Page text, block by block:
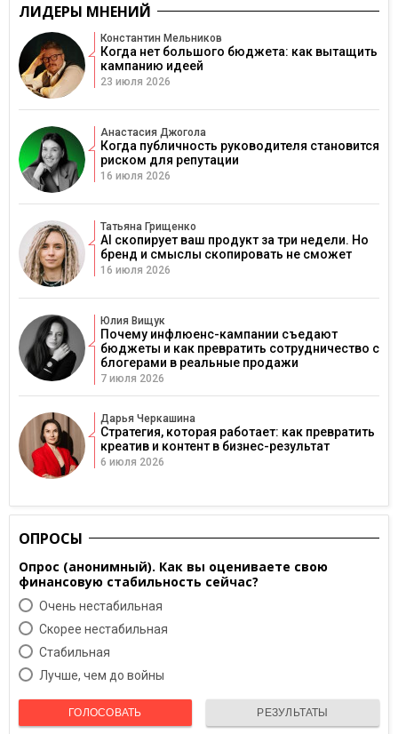
ЛИДЕРЫ МНЕНИЙ
Константин Мельников
Когда нет большого бюджета: как вытащить
кампанию идеей
23 июля 2026
Анастасия Джогола
Когда публичность руководителя становится
риском для репутации
16 июля 2026
Татьяна Грищенко
AI скопирует ваш продукт за три недели. Но
бренд и смыслы скопировать не сможет
16 июля 2026
Юлия Вищук
Почему инфлюенс-кампании съедают
бюджеты и как превратить сотрудничество с
блогерами в реальные продажи
7 июля 2026
Дарья Черкашина
Стратегия, которая работает: как превратить
креатив и контент в бизнес-результат
6 июля 2026
ОПРОСЫ
Опрос (анонимный). Как вы оцениваете свою
финансовую стабильность сейчас?
Очень нестабильная
Скорее нестабильная
Cтабильная
Лучше, чем до войны
ГОЛОСОВАТЬ РЕЗУЛЬТАТЫ